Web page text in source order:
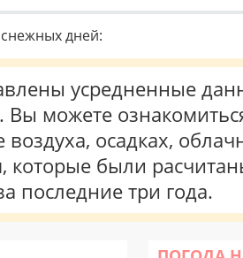
дней:
усредненные
Вы можете
воздуха, осадках,
которые были
последние три года.